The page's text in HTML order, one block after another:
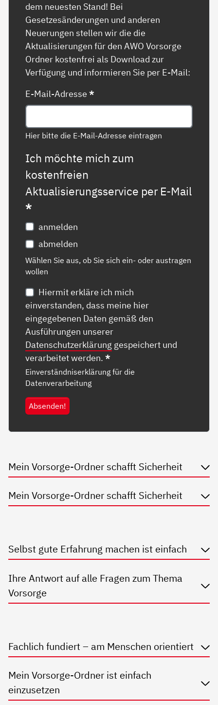
dem neuesten Stand! Bei
Gesetzesänderungen und anderen
Neuerungen stellen wir die die
Aktualisierungen für den AWO Vorsorge
Ordner kostenfrei als Download zur
Verfügung und informieren Sie per E-Mail:
E-Mail-Adresse*
Hier bitte die E-Mail-Adresse eintragen
Ich möchte mich zum
kostenfreien
Aktualisierungsservice per E-Mail
*
anmelden
abmelden
Wählen Sie aus, ob Sie sich ein- oder austragen
wollen
Hiermit erkläre ich mich
einverstanden, dass meine hier
eingegebenen Daten gemäß den
Ausführungen unserer
Datenschutzerklärung gespeichert und
verarbeitet werden.*
Einverständniserklärung für die
Datenverarbeitung
Absenden!
Mein Vorsorge-Ordner schafft Sicherheit
Mein Vorsorge-Ordner schafft Sicherheit
Selbst gute Erfahrung machen ist einfach
Ihre Antwort auf alle Fragen zum Thema
Vorsorge
Fachlich fundiert – am Menschen orientiert
Mein Vorsorge-Ordner ist einfach
einzusetzen